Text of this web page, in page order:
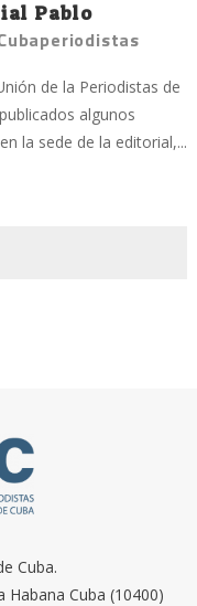
Pablo
de la Periodistas de
algunos
la sede de la editorial,...
Cuba.
Habana Cuba (10400)